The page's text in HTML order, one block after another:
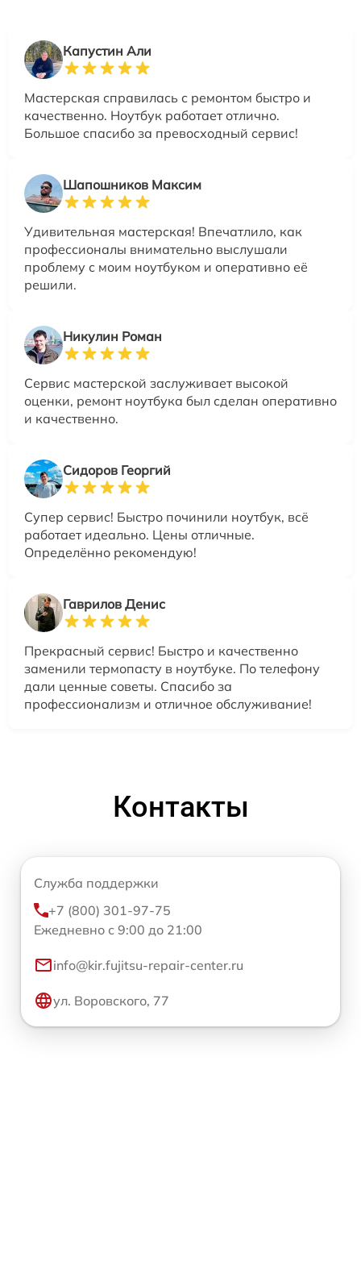
Капустин Али
Мастерская справилась с ремонтом быстро и
качественно. Ноутбук работает отлично.
Большое спасибо за превосходный сервис!
Шапошников Максим
Удивительная мастерская! Впечатлило, как
профессионалы внимательно выслушали
проблему с моим ноутбуком и оперативно её
решили.
Никулин Роман
Сервис мастерской заслуживает высокой
оценки, ремонт ноутбука был сделан оперативно
и качественно.
Сидоров Георгий
Супер сервис! Быстро починили ноутбук, всё
работает идеально. Цены отличные.
Определённо рекомендую!
Гаврилов Денис
Прекрасный сервис! Быстро и качественно
заменили термопасту в ноутбуке. По телефону
дали ценные советы. Спасибо за
профессионализм и отличное обслуживание!
Контакты
Служба поддержки
+7 (800) 301-97-75
Ежедневно с 9:00 до 21:00
info@kir.fujitsu-repair-center.ru
ул. Воровского, 77